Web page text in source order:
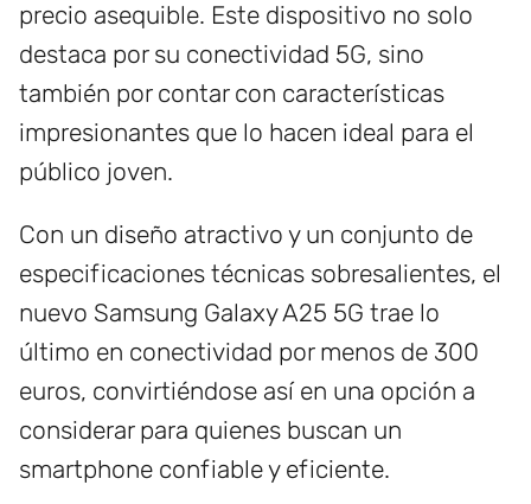
precio asequible. Este dispositivo no solo
destaca por su conectividad 5G, sino
también por contar con características
impresionantes que lo hacen ideal para el
público joven.
Con un diseño atractivo y un conjunto de
especificaciones técnicas sobresalientes, el
nuevo Samsung Galaxy A25 5G trae lo
último en conectividad por menos de 300
euros, convirtiéndose así en una opción a
considerar para quienes buscan un
smartphone confiable y eficiente.